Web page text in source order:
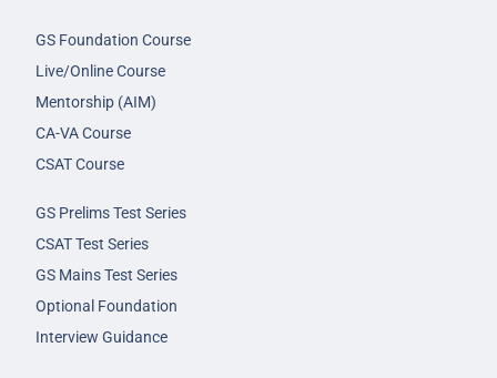
GS Foundation Course
Live/Online Course
Mentorship (AIM)
CA-VA Course
CSAT Course
GS Prelims Test Series
CSAT Test Series
GS Mains Test Series
Optional Foundation
Interview Guidance